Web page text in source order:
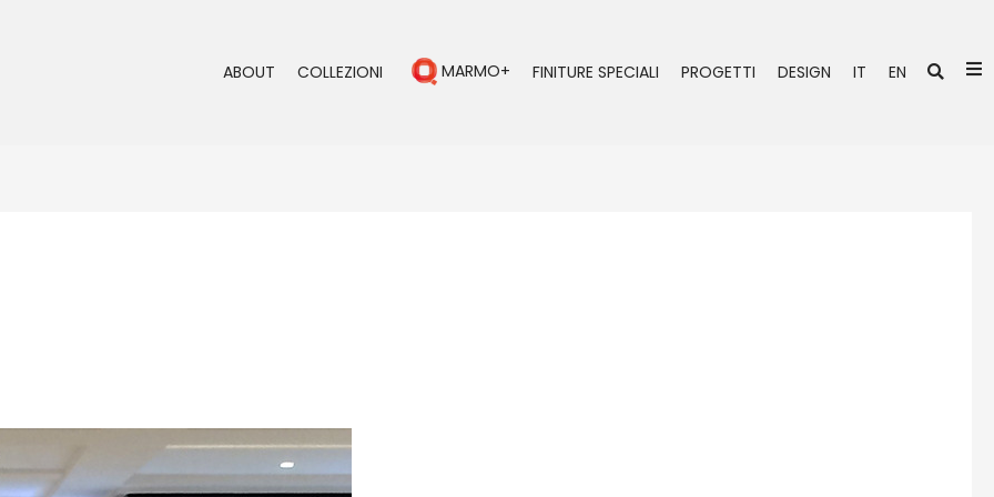
ABOUT COLLEZIONI MARMO+ FINITURE SPECIALI PROGETTI DESIGN IT EN